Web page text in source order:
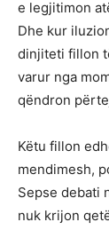
e legjitimon
Dhe kur
dinjiteti fillon
varur nga
qëndron
Këtu fillon
mendimesh,
Sepse debati
nuk krijon